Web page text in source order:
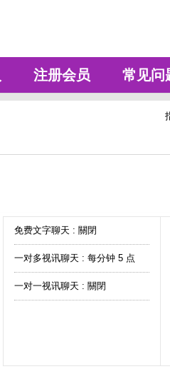
注册会员 常见问
免费文字聊天 : 關閉
一对多视讯聊天 : 每分钟 5 点
一对一视讯聊天 : 關閉